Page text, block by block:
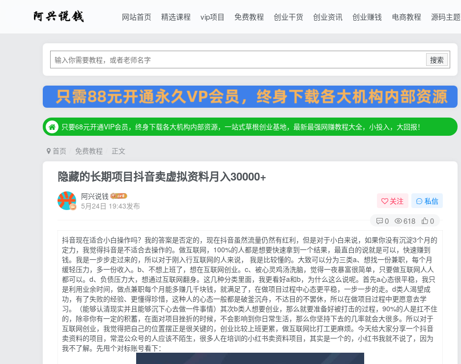
网站首页 精选课程 vip项目 免费教程 创业干货 创业资讯 创业赚钱 电商教程 源码主题
搜索
只要68元开通VIP会员，终身下载各大机构内部资源，一站式草根创业基地，最新最强网赚教程大全，小投入，大回报！
只要68元开通VIP会员，终身下载各大机构内部资源，一站式草根创业基地，最新最强网赚教程大全，小投入，大回报！
只要68元开通VIP会员，终身下载各大机构内部资源，一站式草根创业基地，最新最强网赚教程大全，小投入，大回报！
首页 免费教程 正文
隐藏的长期项目抖音卖虚拟资料月入30000+
阿兴说钱
5月24日 19:43发布
关注 私信
0 618 0
抖音现在适合小白操作吗？我的答案是否定的，现在抖音虽然流量仍然有红利，但是对于小白来说，如果你没有沉淀3个月的
定力，我觉得抖音是不适合去操作的。做互联网，100%的人都是想要快速拿到一个结果，最直白的说就是可以，快速赚到
钱。我是一步步走过来的，所以对于刚入行互联网的人来说， 我是比较懂的。大致可以分为三类a、想找一份兼职，每个月
缓轻压力，多一份收入。b、不想上班了，想在互联网创业。c、被心灵鸡汤洗脑，觉得一夜暴富很简单，只要做互联网人人
都可以。d、负债压力大，想通过互联网翻身。这几种分类里面，我更看好a和b，为什么这么说呢。首先a心态很平稳，我只
是利用业余时间，做点兼职每个月能多赚几千块钱，就满足了，在做项目过程中心态更平稳，一步一步的走。d类人渴望成
功，有了失败的经验、更懂得珍惜，这种人的心态一般都是破釜沉舟，不达目的不罢休，所以在做项目过程中更愿意去学
习。（能够认清现实并且能够沉下心去做一件事情）其次b类人想要创业，那么就要准备好被打击的过程，90%的人是扛不住
的，除非你有一定的积蓄，在面对项目挫折的时候，不会影响到你日常生活，那么你坚持下去的几率就会大很多。所以对于
互联网创业，我觉得把自己的位置摆正是很关键的，创业比较上班更累，做互联网比打工更麻烦。今天给大家分享一个抖音
卖资料的项目，常混公众号的人应该不陌生，很多人在培训的小红书卖资料项目，其实是一个的，小红书我就不说了，因为
我不了解。先甩个对标账号看下：